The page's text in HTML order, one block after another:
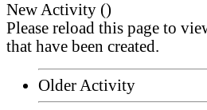
New Activity ()
Please reload this page to
that have been created.
Older Activity